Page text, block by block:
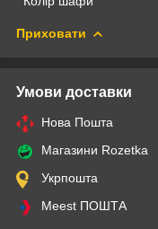
Приховати
Умови доставки
Нова Пошта
Магазини Rozetka
Укрпошта
Meest ПОШТА